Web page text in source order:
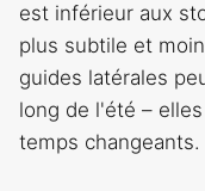
est inférieur aux
plus subtile et
guides latérales
long de l'été –
temps changeants.